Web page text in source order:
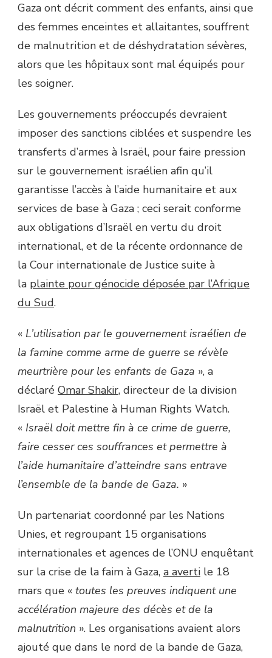
Gaza ont décrit comment des enfants, ainsi que
des femmes enceintes et allaitantes, souffrent
de malnutrition et de déshydratation sévères,
alors que les hôpitaux sont mal équipés pour
les soigner.
Les gouvernements préoccupés devraient
imposer des sanctions ciblées et suspendre les
transferts d’armes à Israël, pour faire pression
sur le gouvernement israélien afin qu’il
garantisse l’accès à l’aide humanitaire et aux
services de base à Gaza ; ceci serait conforme
aux obligations d’Israël en vertu du droit
international, et de la récente ordonnance de
la Cour internationale de Justice suite à
la plainte pour génocide déposée par l’Afrique
du Sud.
« L’utilisation par le gouvernement israélien de
la famine comme arme de guerre se révèle
meurtrière pour les enfants de Gaza », a
déclaré Omar Shakir, directeur de la division
Israël et Palestine à Human Rights Watch.
« Israël doit mettre fin à ce crime de guerre,
faire cesser ces souffrances et permettre à
l’aide humanitaire d’atteindre sans entrave
l’ensemble de la bande de Gaza. »
Un partenariat coordonné par les Nations
Unies, et regroupant 15 organisations
internationales et agences de l’ONU enquêtant
sur la crise de la faim à Gaza, a averti le 18
mars que « toutes les preuves indiquent une
accélération majeure des décès et de la
malnutrition ». Les organisations avaient alors
ajouté que dans le nord de la bande de Gaza,